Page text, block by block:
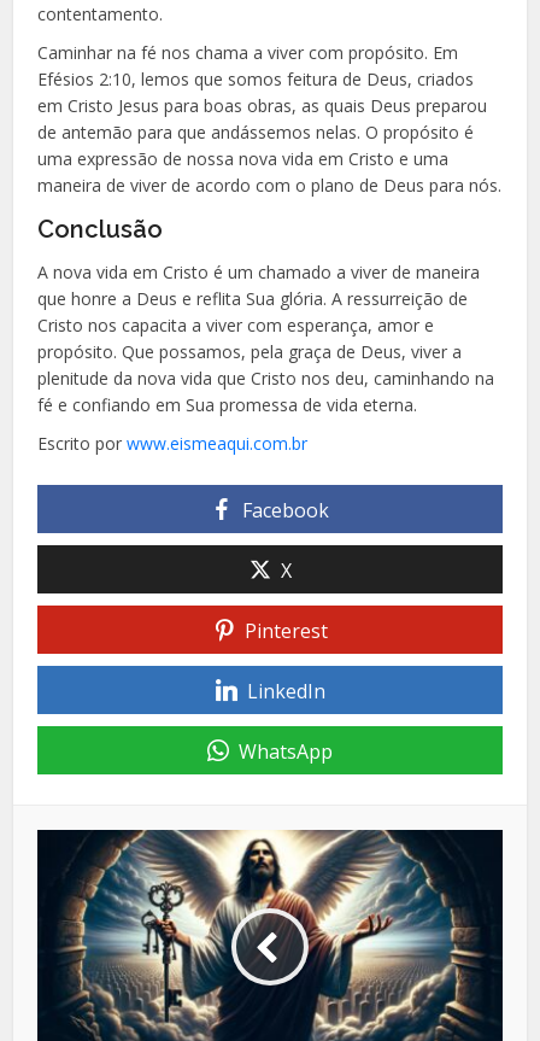
contentamento.
Caminhar na fé nos chama a viver com propósito. Em
Efésios 2:10, lemos que somos feitura de Deus, criados
em Cristo Jesus para boas obras, as quais Deus preparou
de antemão para que andássemos nelas. O propósito é
uma expressão de nossa nova vida em Cristo e uma
maneira de viver de acordo com o plano de Deus para nós.
Conclusão
A nova vida em Cristo é um chamado a viver de maneira
que honre a Deus e reflita Sua glória. A ressurreição de
Cristo nos capacita a viver com esperança, amor e
propósito. Que possamos, pela graça de Deus, viver a
plenitude da nova vida que Cristo nos deu, caminhando na
fé e confiando em Sua promessa de vida eterna.
Escrito porwww.eismeaqui.com.br
Facebook
X
Pinterest
LinkedIn
WhatsApp